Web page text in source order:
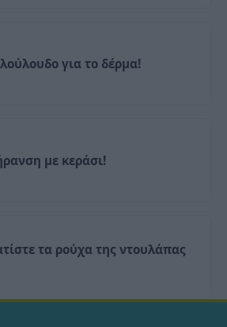
για το δέρμα!
με κεράσι!
τα ρούχα της ντουλάπας